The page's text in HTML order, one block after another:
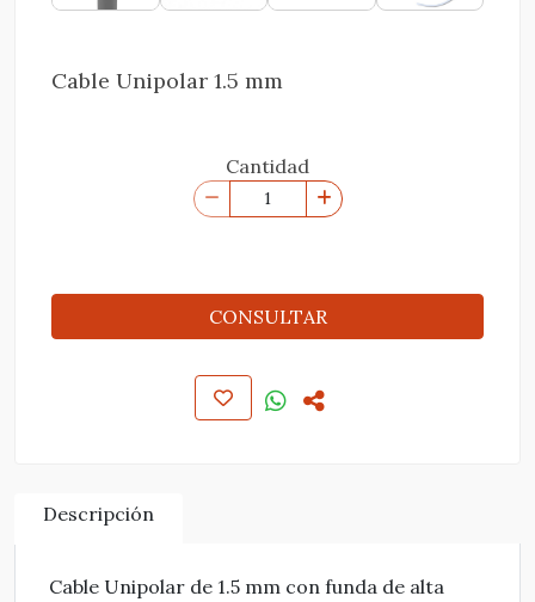
Cable Unipolar 1.5 mm
Cantidad
CONSULTAR
Descripción
Cable Unipolar de 1.5 mm con funda de alta